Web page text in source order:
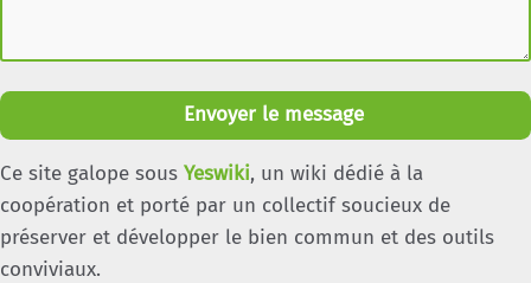
Envoyer le message
Ce site galope sous Yeswiki, un wiki dédié à la
coopération et porté par un collectif soucieux de
préserver et développer le bien commun et des outils
conviviaux.